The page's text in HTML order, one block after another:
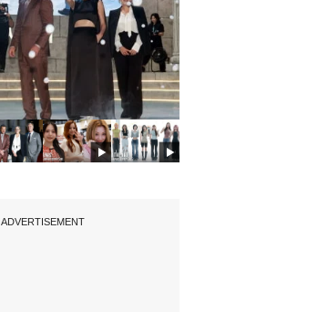
ADVERTISEMENT